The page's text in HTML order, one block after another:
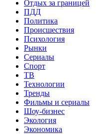
Отдых за границей
ПДД
Политика
Происшествия
Психология
Рынки
Сериалы
Спорт
ТВ
Технологии
Тренды
Фильмы и сериалы
Шоу-бизнес
Экология
Экономика